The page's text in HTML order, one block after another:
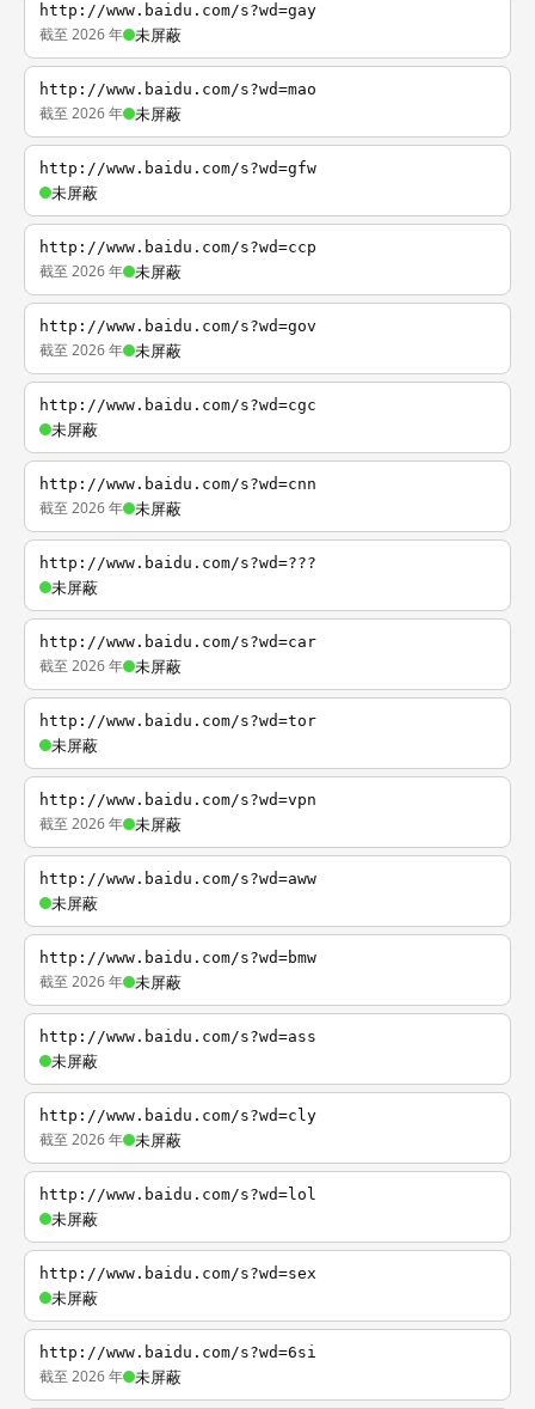
http://www.baidu.com/s?wd=gay
截至 2026 年 未屏蔽
http://www.baidu.com/s?wd=mao
截至 2026 年 未屏蔽
http://www.baidu.com/s?wd=gfw
未屏蔽
http://www.baidu.com/s?wd=ccp
截至 2026 年 未屏蔽
http://www.baidu.com/s?wd=gov
截至 2026 年 未屏蔽
http://www.baidu.com/s?wd=cgc
未屏蔽
http://www.baidu.com/s?wd=cnn
截至 2026 年 未屏蔽
http://www.baidu.com/s?wd=???
未屏蔽
http://www.baidu.com/s?wd=car
截至 2026 年 未屏蔽
http://www.baidu.com/s?wd=tor
未屏蔽
http://www.baidu.com/s?wd=vpn
截至 2026 年 未屏蔽
http://www.baidu.com/s?wd=aww
未屏蔽
http://www.baidu.com/s?wd=bmw
截至 2026 年 未屏蔽
http://www.baidu.com/s?wd=ass
未屏蔽
http://www.baidu.com/s?wd=cly
截至 2026 年 未屏蔽
http://www.baidu.com/s?wd=lol
未屏蔽
http://www.baidu.com/s?wd=sex
未屏蔽
http://www.baidu.com/s?wd=6si
截至 2026 年 未屏蔽